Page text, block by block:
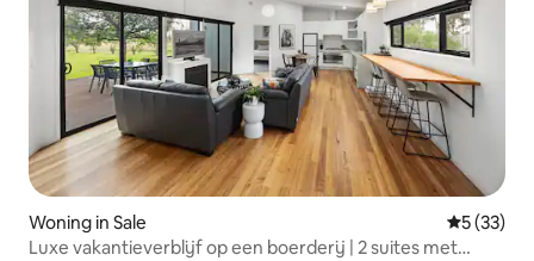
Woning in Sale
5 (33)
Luxe vakantieverblijf op een boerderij | 2 suites met